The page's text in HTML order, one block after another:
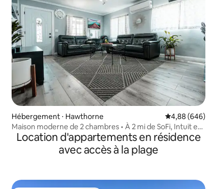
Hébergement ⋅ Hawthorne Évaluation
4,88 (646)
Maison moderne de 2 chambres • À 2 mi de SoFi, Intuit et
LAX
Location d'appartements en résidence
avec accès à la plage